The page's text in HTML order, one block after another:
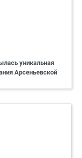
уникальная
Арсеньевской